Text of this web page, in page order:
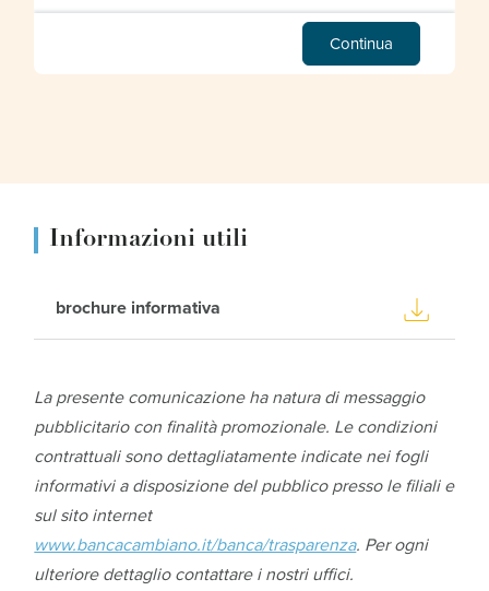
Continua
Informazioni utili
brochure informativa
La presente comunicazione ha natura di messaggio
pubblicitario con finalità promozionale. Le condizioni
contrattuali sono dettagliatamente indicate nei fogli
informativi a disposizione del pubblico presso le filiali e
sul sito internet
www.bancacambiano.it/banca/trasparenza. Per ogni
ulteriore dettaglio contattare i nostri uffici.